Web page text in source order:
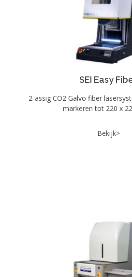
SEI Easy
2-assig CO2 Galvo fiber
markeren tot 220 x
Bekijk>